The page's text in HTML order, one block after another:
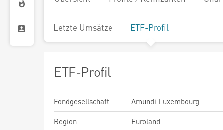
Letzte Umsätze ETF-Profil
ETF-Profil
Fondgesellschaft
Amundi Luxembourg
Region
Euroland